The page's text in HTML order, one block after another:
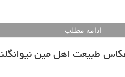
ادامه مطلب
و پیشرفت در عکاسی همه